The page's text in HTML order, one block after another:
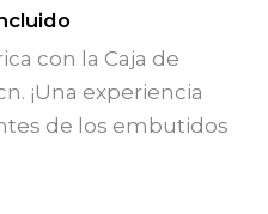
con la Caja de
¡Una experiencia
de los embutidos